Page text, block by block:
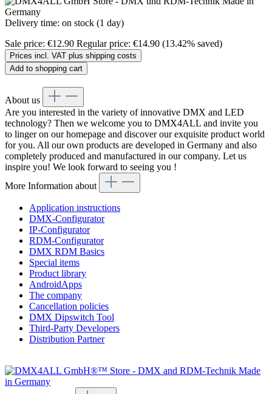
Delivery time: on stock (1 day)
Sale price: €12.90 Regular price: €14.90 (13.42% saved)
Prices incl. VAT plus shipping costs
Add to shopping cart
About us
Are you interested in the variety of innovative DMX and LED
technology? Then we welcome you to DMX4ALL and invite you
to linger on our homepage and discover our exquisite product world
for you. All our own products are developed in Germany and also
completely produced and manufactured in our company. Let us
inspire you! We look forward to seeing you !
More Information about
Application instructions
DMX-Configurator
IP-Configurator
RDM-Configurator
DMX RDM Basics
Special items
Product library
AndroidApps
The company
Cancellation policies
DMX Dipswitch Tool
Third-Party Developers
Distribution Partner